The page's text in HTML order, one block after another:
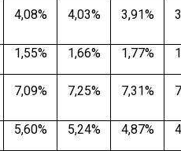
4,08% 4,03% 3,91%
1,55% 1,66% 1,77%
7,09% 7,25% 7,31%
5,60% 5,24% 4,87%